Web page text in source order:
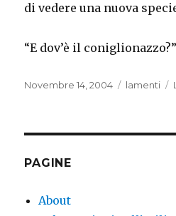
di vedere una nuova
“E dov’è il coniglionazzo?”
Pubblicato
Novembre 14, 2004 Categorie
lamenti
PAGINE
About